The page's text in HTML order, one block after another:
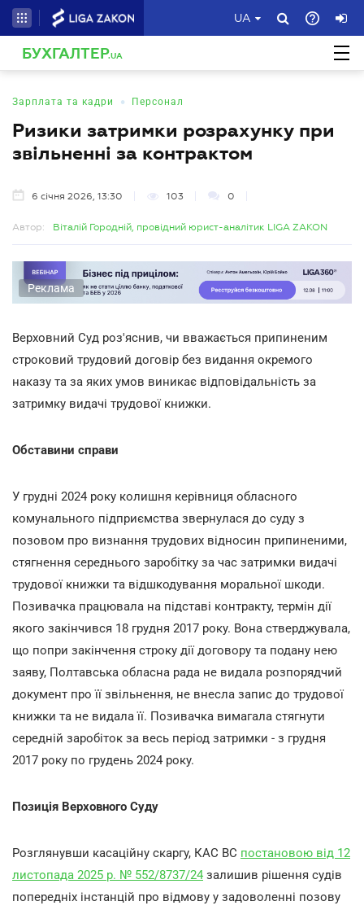
UA
БУХГАЛТЕР.UA
Зарплата та кадри • Персонал
Ризики затримки розрахунку при
звільненні за контрактом
6 січня 2026, 13:30 103 0
Автор: Віталій Городній, провідний юрист-аналітик LIGA ZAKON
Реклама
Верховний Суд роз'яснив, чи вважається припиненим
строковий трудовий договір без видання окремого
наказу та за яких умов виникає відповідальність за
затримку видачі трудової книжки.
Обставини справи
У грудні 2024 року колишня керівниця обласного
комунального підприємства звернулася до суду з
позовом про визнання трудових відносин припиненими,
стягнення середнього заробітку за час затримки видачі
трудової книжки та відшкодування моральної шкоди.
Позивачка працювала на підставі контракту, термін дії
якого закінчився 18 грудня 2017 року. Вона стверджувала,
що попри закінчення строку дії договору та подану нею
заяву, Полтавська обласна рада не видала розпорядчий
документ про її звільнення, не внесла запис до трудової
книжки та не видала її. Позивачка вимагала стягнути
середній заробіток за весь період затримки - з грудня
2017 року по грудень 2024 року.
Позиція Верховного Суду
Розглянувши касаційну скаргу, КАС ВС постановою від 12
листопада 2025 р. № 552/8737/24 залишив рішення судів
попередніх інстанцій про відмову у задоволенні позову